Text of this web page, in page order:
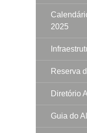
2025
Reserva
Diretório
Guia do